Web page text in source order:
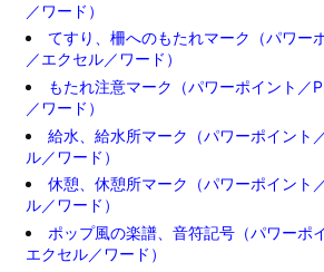
／ワード）
てすり、柵へのもたれマーク（パワー
／エクセル／ワード）
もたれ注意マーク（パワーポイント／
／ワード）
給水、給水所マーク（パワーポイント
ル／ワード）
休憩、休憩所マーク（パワーポイント
ル／ワード）
ポップ風の楽譜、音符記号（パワーポ
エクセル／ワード）